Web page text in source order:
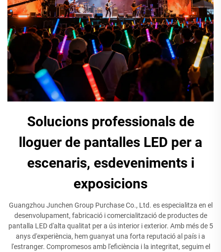
Solucions professionals de
lloguer de pantalles LED per a
escenaris, esdeveniments i
exposicions
Guangzhou Junchen Group Purchase Co., Ltd. es especialitza en el
desenvolupament, fabricació i comercialització de productes de
pantalla LED d'alta qualitat per a ús interior i exterior. Amb més de 5
anys d'experiència, hem guanyat una forta reputació al país i a
l'estranger. Compromesos amb l'eficiència i la integritat, seguim el